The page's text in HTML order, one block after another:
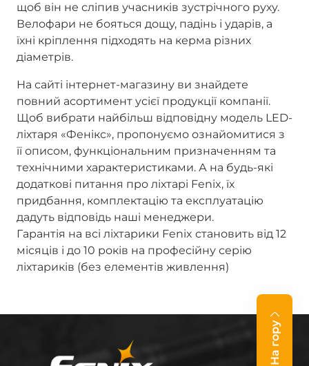
щоб він не сліпив учасників зустрічного руху.
Велофари не бояться дощу, падінь і ударів, а
їхні кріплення підходять на керма різних
діаметрів.
На сайті інтернет-магазину ви знайдете
повний асортимент усієї продукції компанії.
Щоб вибрати найбільш відповідну модель LED-
ліхтаря «Фенікс», пропонуємо ознайомитися з
її описом, функціональним призначенням та
технічними характеристиками. А на будь-які
додаткові питання про ліхтарі Fenix, їх
придбання, комплектацію та експлуатацію
дадуть відповідь наші менеджери.
Гарантія на всі ліхтарики Fenix становить від 12
місяців і до 10 років на професійну серію
ліхтариків (без елементів живлення)
На гору